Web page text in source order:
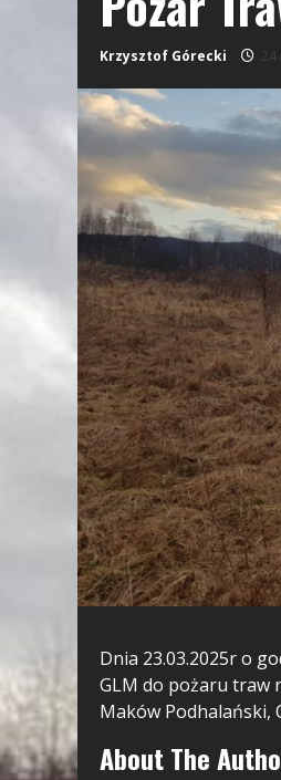
Krzysztof Górecki 24
Dnia 23.03.2025r o
GLM do pożaru traw
Maków Podhalański,
About The